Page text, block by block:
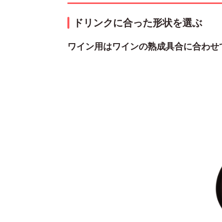
ドリンクに合った形状を選ぶ
ワイン用はワインの熟成具合に合わせ